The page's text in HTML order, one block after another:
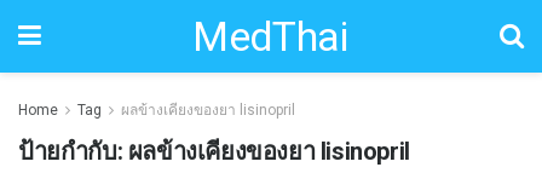
MedThai
Home Tag ผลข้างเคียงของยา lisinopril
ป้ายกำกับ: ผลข้างเคียงของยา lisinopril